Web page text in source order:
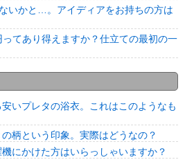
いかと…。アイディアをお持ちの方は
てあり得えますか？仕立ての最初の一
いプレタの浴衣。これはこのようなも
柄という印象。実際はどうなの？
にかけた方はいらっしゃいますか？